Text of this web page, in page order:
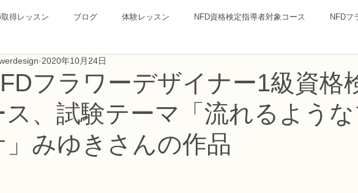
得レッスン ブログ 体験レッスン NFD資格検定指導者対象コース NFDフ
コース NFDフラワーデザイナー資格検定1級コース
ザイナー資格検定3級コース フラワー装飾技能検定1級レッスン フラワー装飾技能士検
フラワーデザイナー1級資格
ス、試験テーマ「流れるよう
」みゆきさんの作品
2020年10月24日